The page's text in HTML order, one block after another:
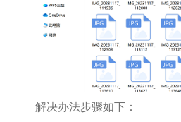
解决办法步骤如下：